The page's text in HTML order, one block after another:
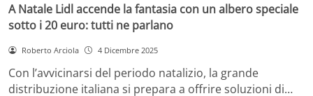
A Natale Lidl accende la fantasia con un albero speciale
sotto i 20 euro: tutti ne parlano
Roberto Arciola 4 Dicembre 2025
Con l’avvicinarsi del periodo natalizio, la grande
distribuzione italiana si prepara a offrire soluzioni di…